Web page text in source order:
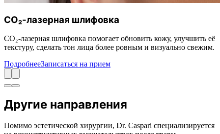
CO₂-лазерная шлифовка
CO₂-лазерная шлифовка помогает обновить кожу, улучшить её
текстуру, сделать тон лица более ровным и визуально свежим.
ПодробнееЗаписаться на прием
Другие направления
Помимо эстетической хирургии, Dr. Caspari специализируется